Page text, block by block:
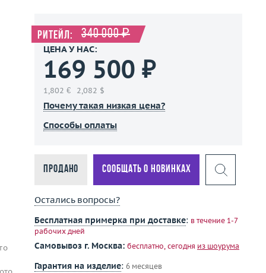
Ритейл: 340 000 ₽
ЦЕНА У НАС:
169 500 ₽
1,802 € 2,082 $
Почему такая низкая цена?
Способы оплаты
Продано Сообщать о новинках
Остались вопросы?
Бесплатная примерка при доставке: в течение 1-7
рабочих дней
Самовывоз г. Москва: бесплатно, сегодня из шоурума
Гарантия на изделие: 6 месяцев